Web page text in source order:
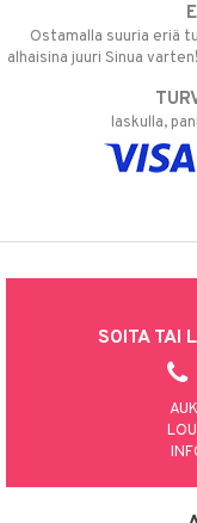
Ostamalla suuria eriä
alhaisina juuri Sinua
laskulla,
SOITA TAI